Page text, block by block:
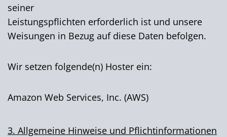
seiner
Leistungspflichten erforderlich ist und unsere
Weisungen in Bezug auf diese Daten befolgen.
Wir setzen folgende(n) Hoster ein:
Amazon Web Services, Inc. (AWS)
3. Allgemeine Hinweise und Pflicht­informationen